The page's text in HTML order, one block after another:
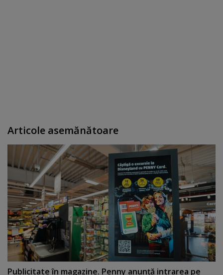
Articole asemănătoare
Publicitate în magazine. Penny anunţă intrarea pe